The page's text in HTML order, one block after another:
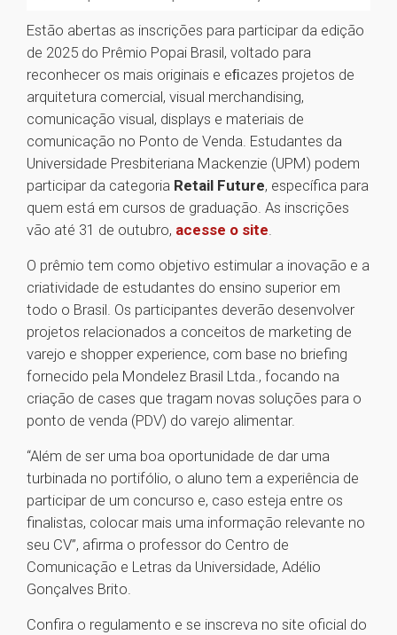
Estão abertas as inscrições para participar da edição
de 2025 do Prêmio Popai Brasil, voltado para
reconhecer os mais originais e eﬁcazes projetos de
arquitetura comercial, visual merchandising,
comunicação visual, displays e materiais de
comunicação no Ponto de Venda. Estudantes da
Universidade Presbiteriana Mackenzie (UPM) podem
participar da categoria Retail Future, específica para
quem está em cursos de graduação. As inscrições
vão até 31 de outubro, acesse o site.
O prêmio tem como objetivo estimular a inovação e a
criatividade de estudantes do ensino superior em
todo o Brasil. Os participantes deverão desenvolver
projetos relacionados a conceitos de marketing de
varejo e shopper experience, com base no briefing
fornecido pela Mondelez Brasil Ltda., focando na
criação de cases que tragam novas soluções para o
ponto de venda (PDV) do varejo alimentar.
“Além de ser uma boa oportunidade de dar uma
turbinada no portifólio, o aluno tem a experiência de
participar de um concurso e, caso esteja entre os
finalistas, colocar mais uma informação relevante no
seu CV”, afirma o professor do Centro de
Comunicação e Letras da Universidade, Adélio
Gonçalves Brito.
Confira o regulamento e se inscreva no site oficial do